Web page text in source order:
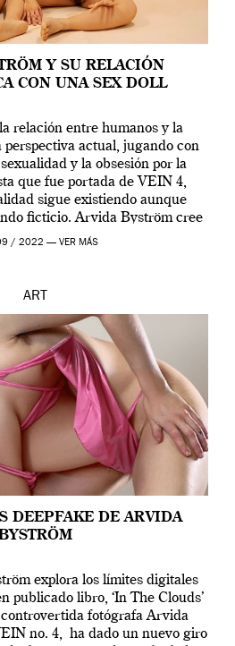
Y SU RELACIÓN
CON UNA SEX DOLL
relación entre humanos y la
perspectiva actual, jugando con
y la obsesión por la
que fue portada de VEIN 4,
sigue existiendo aunque
ficticio. Arvida Byström cree
tienen un complejo […]
/ 2022 — VER MÁS
ART
DEEPFAKE DE ARVIDA
explora los límites digitales
publicado libro, ‘In The Clouds’
fotógrafa Arvida
no. 4, ha dado un nuevo giro